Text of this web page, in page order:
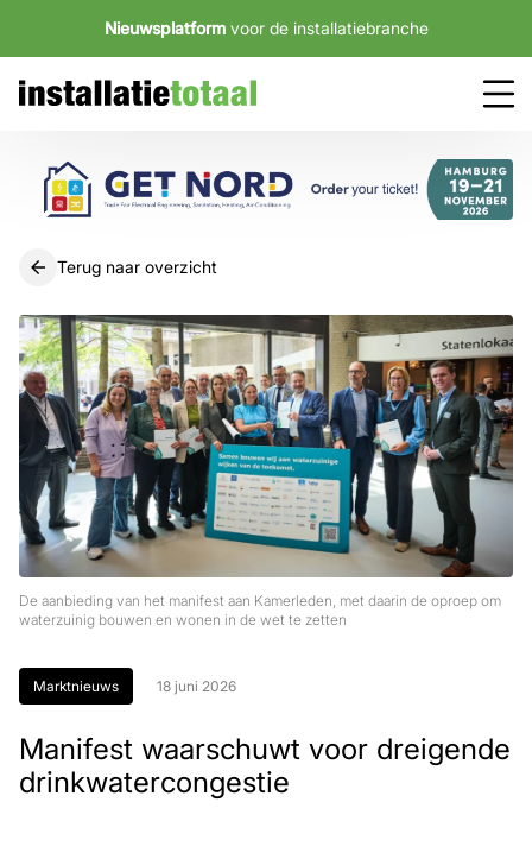
Nieuwsplatform voor de installatiebranche
Terug naar overzicht
De aanbieding van het manifest aan Kamerleden, met daarin de oproep om
waterzuinig bouwen en wonen in de wet te zetten
Marktnieuws 18 juni 2026
Manifest waarschuwt voor dreigende
drinkwatercongestie